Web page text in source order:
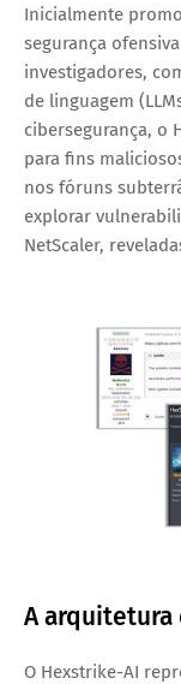
Inicialmente
segurança
investigadores,
de linguagem
cibersegurança, o
para fins
nos fóruns
explorar
NetScaler,
A arquitetura
O Hexstrike-AI